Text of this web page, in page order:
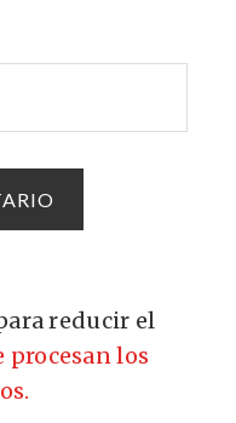
reducir el
procesan los